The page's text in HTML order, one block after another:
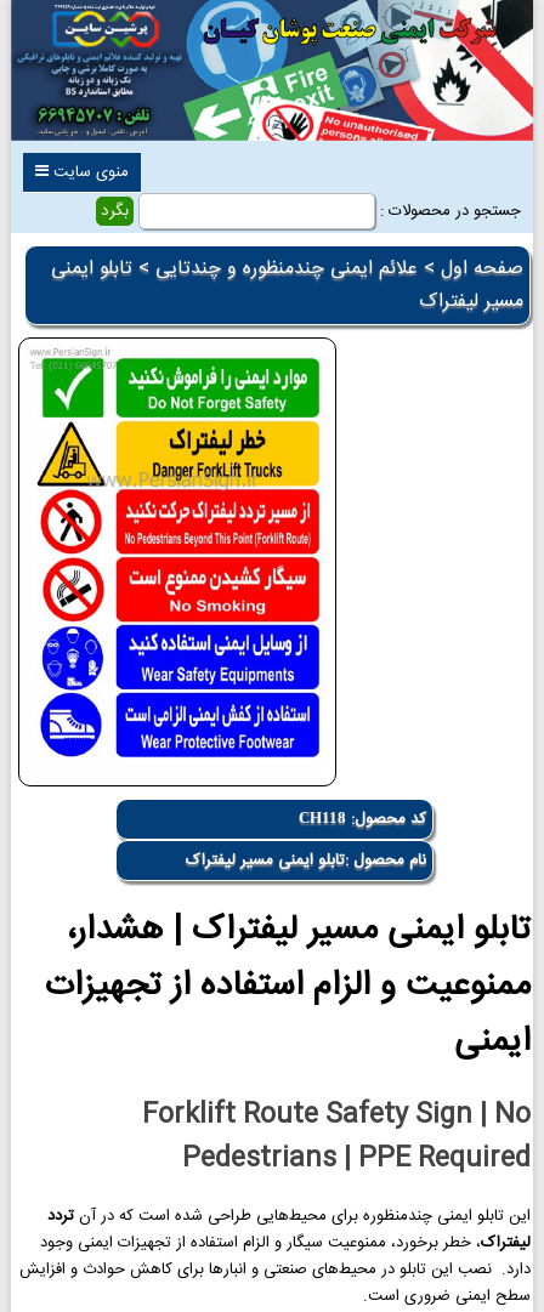
منوی سایت
جستجو در محصولات :
صفحه اول > علائم ایمنی چندمنظوره و چندتایی > تابلو ایمنی
مسیر لیفتراک
کد محصول: CH118
نام محصول :تابلو ایمنی مسیر لیفتراک
تابلو ایمنی مسیر لیفتراک | هشدار،
ممنوعیت و الزام استفاده از تجهیزات
ایمنی
Forklift Route Safety Sign | No
Pedestrians | PPE Required
این تابلو ایمنی چندمنظوره برای محیط‌هایی طراحی شده است که در آنتردد
لیفتراک، خطر برخورد، ممنوعیت سیگار و الزام استفاده از تجهیزات ایمنی وجود
دارد. نصب این تابلو در محیط‌های صنعتی و انبارها برای کاهش حوادث و افزایش
سطح ایمنی ضروری است.